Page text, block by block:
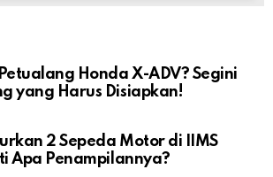
Honda X-ADV? Segini
yang Harus Disiapkan!
2 Sepeda Motor di IIMS
Apa Penampilannya?